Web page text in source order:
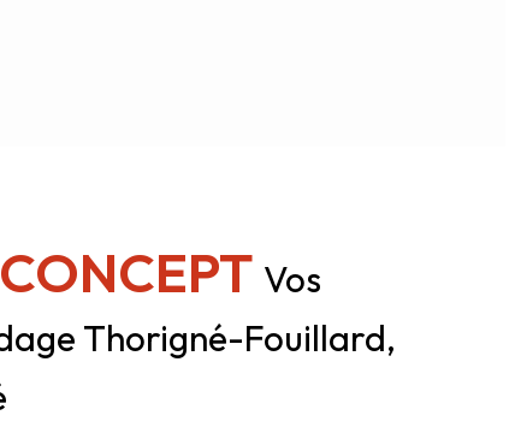
Vos
Thorigné-Fouillard,